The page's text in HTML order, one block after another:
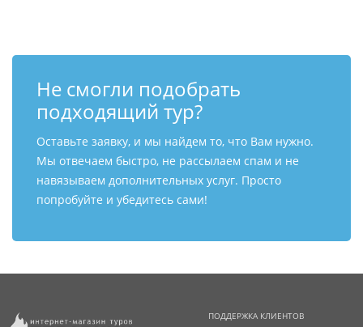
Не смогли подобрать
подходящий тур?
Оставьте заявку, и мы найдем то, что Вам нужно.
Мы отвечаем быстро, не рассылаем спам и не
навязываем дополнительных услуг. Просто
попробуйте и убедитесь сами!
ПОДДЕРЖКА КЛИЕНТОВ